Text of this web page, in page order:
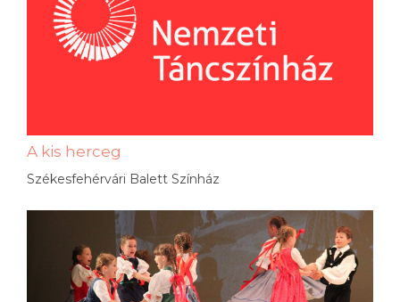
A kis herceg
Székesfehérvári Balett Színház